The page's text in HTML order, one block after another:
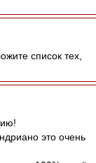
список тех,
это очень